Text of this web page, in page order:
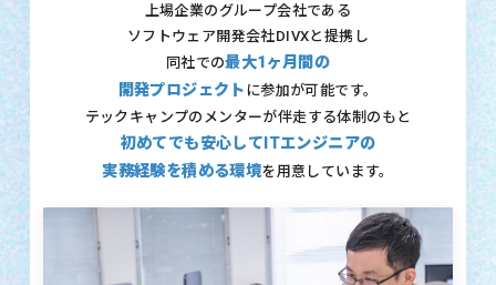
上場企業のグループ会社である
ソフトウェア開発会社DIVXと提携し
同社での最大1ヶ月間の
開発プロジェクト に参加が可能です。
テックキャンプのメンターが伴走する体制のもと
初めてでも安心してITエンジニアの
実務経験を積める環境を用意しています。